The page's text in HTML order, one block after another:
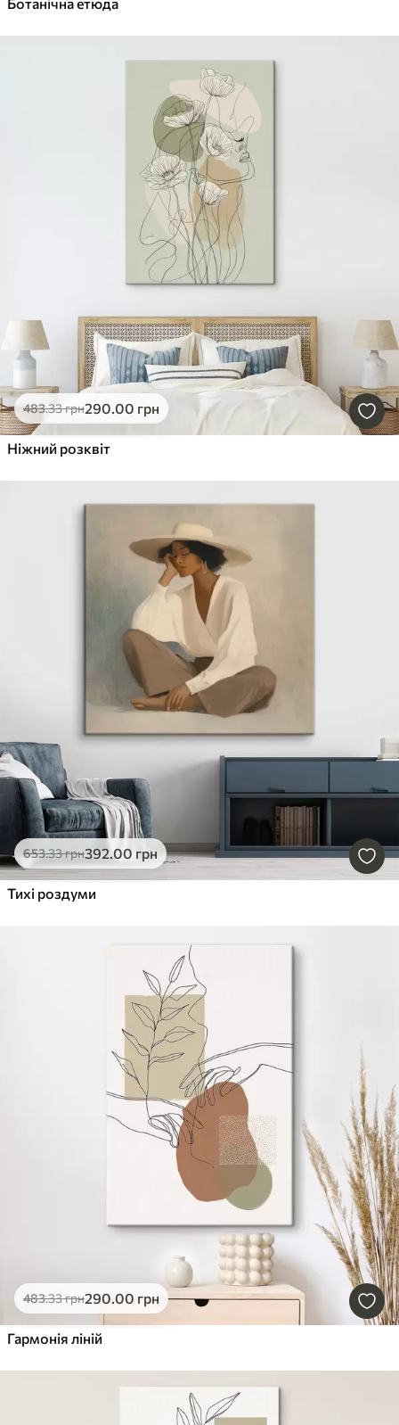
483.33грн290.00 грн
Ніжний розквіт
653.33грн392.00 грн
Тихі роздуми
483.33грн290.00 грн
Гармонія ліній